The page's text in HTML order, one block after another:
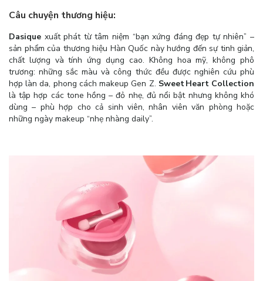
Câu chuyện thương hiệu:
Dasique xuất phát từ tâm niệm “bạn xứng đáng đẹp tự nhiên” –
sản phẩm của thương hiệu Hàn Quốc này hướng đến sự tinh giản,
chất lượng và tính ứng dụng cao. Không hoa mỹ, không phô
trương: những sắc màu và công thức đều được nghiên cứu phù
hợp làn da, phong cách makeup Gen Z. Sweet Heart Collection
là tập hợp các tone hồng – đỏ nhẹ, đủ nổi bật nhưng không khó
dùng – phù hợp cho cả sinh viên, nhân viên văn phòng hoặc
những ngày makeup “nhẹ nhàng daily”.